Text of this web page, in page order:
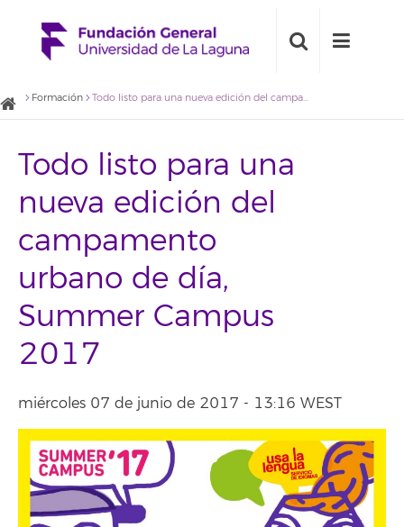
Formación Todo listo para una nueva edición del campamento urbano de día, Summer Campus 2017
Todo listo para una
nueva edición del
campamento
urbano de día,
Summer Campus
2017
miércoles 07 de junio de 2017 - 13:16 WEST